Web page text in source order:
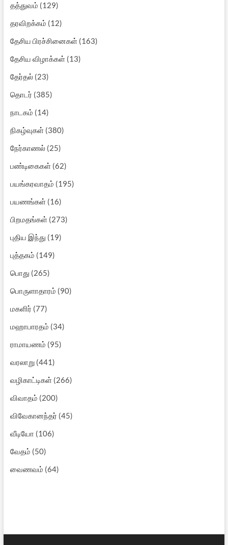
தத்துவம் (129)
தரவிறக்கம் (12)
தேசிய பிரச்சினைகள்(163)
தேசிய விழாக்கள்(13)
தேர்தல்(23)
தொடர் (385)
நாடகம் (14)
நிகழ்வுகள்(380)
நேர்காணல்(25)
பண்டிகைகள்(62)
பயங்கரவாதம் (195)
பயணங்கள்(16)
பிறமதங்கள்(273)
புதிய இந்து (19)
புத்தகம் (149)
பொது (265)
பொருளாதாரம் (90)
மகளிர் (77)
மஹாபாரதம் (34)
ராமாயணம் (95)
வரலாறு(441)
வழிகாட்டிகள்(266)
விவாதம் (200)
விவேகானந்தர் (45)
வீடியோ (106)
வேதம் (50)
வைணவம் (64)